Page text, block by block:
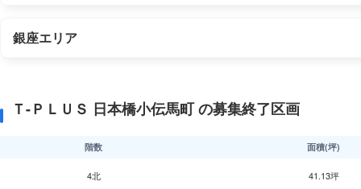
銀座エリア
Ｔ-ＰＬＵＳ 日本橋小伝馬町 の募集終了区画
階数 面積(坪)
4北 41.13坪